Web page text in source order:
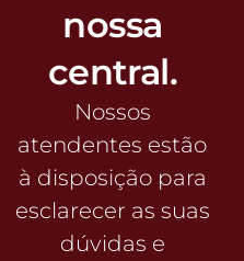
nossa
central.
Nossos
atendentes estão
à disposição para
esclarecer as suas
dúvidas e